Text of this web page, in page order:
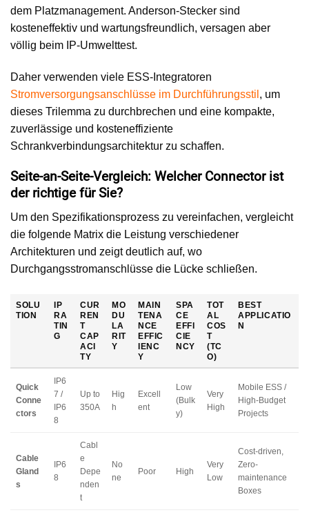
dem Platzmanagement. Anderson-Stecker sind
kosteneffektiv und wartungsfreundlich, versagen aber
völlig beim IP-Umwelttest.
Daher verwenden viele ESS-Integratoren
Stromversorgungsanschlüsse im Durchführungsstil , um
dieses Trilemma zu durchbrechen und eine kompakte,
zuverlässige und kosteneffiziente
Schrankverbindungsarchitektur zu schaffen.
Seite-an-Seite-Vergleich: Welcher Connector ist
der richtige für Sie?
Um den Spezifikationsprozess zu vereinfachen, vergleicht
die folgende Matrix die Leistung verschiedener
Architekturen und zeigt deutlich auf, wo
Durchgangsstromanschlüsse die Lücke schließen.
SOLU
TION
IP
RA
TIN
G
CUR
REN
T
CAP
ACI
TY
MO
DU
LA
RIT
Y
MAIN
TENA
NCE
EFFIC
IENC
Y
SPA
CE
EFFI
CIE
NCY
TOT
AL
COS
T
(TC
O)
BEST
APPLICATIO
N
Quick
Conne
ctors
IP6
7 /
IP6
8
Up to
350A
Hig
h
Excell
ent
Low
(Bulk
y)
Very
High
Mobile ESS /
High-Budget
Projects
Cable
Gland
s
IP6
8
Cabl
e
Depe
nden
t
No
ne
Poor High
Very
Low
Cost-driven,
Zero-
maintenance
Boxes